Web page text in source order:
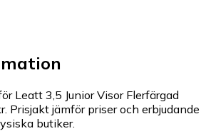
Leatt 3,5 Junior Visor Flerfärgad
Prisjakt jämför priser och erbjudande
butiker.